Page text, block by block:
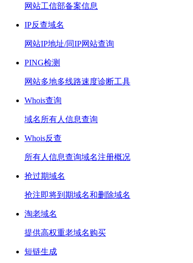
网站工信部备案信息
IP反查域名
网站IP地址/同IP网站查询
PING检测
网站多地多线路速度诊断工具
Whois查询
域名所有人信息查询
Whois反查
所有人信息查询域名注册概况
抢过期域名
抢注即将到期域名和删除域名
淘老域名
提供高权重老域名购买
短链生成